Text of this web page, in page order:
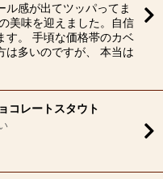
ル感が出てツッパってま
美味を迎えました。自信
す。 手頃な価格帯のカベ
は多いのですが、 本当は
コレートスタウト